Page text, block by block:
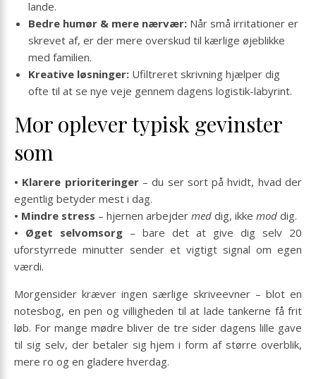
lande.
Bedre humør & mere nærvær: Når små irritationer er
skrevet af, er der mere overskud til kærlige øjeblikke
med familien.
Kreative løsninger: Ufiltreret skrivning hjælper dig
ofte til at se nye veje gennem dagens logistik-labyrint.
Mor oplever typisk gevinster
som
• Klarere prioriteringer– du ser sort på hvidt, hvad der
egentlig betyder mest i dag.
• Mindre stress – hjernen arbejder med dig, ikke mod dig.
• Øget selvomsorg – bare det at give dig selv 20
uforstyrrede minutter sender et vigtigt signal om egen
værdi.
Morgensider kræver ingen særlige skriveevner – blot en
notesbog, en pen og villigheden til at lade tankerne få frit
løb. For mange mødre bliver de tre sider dagens lille gave
til sig selv, der betaler sig hjem i form af større overblik,
mere ro og en gladere hverdag.